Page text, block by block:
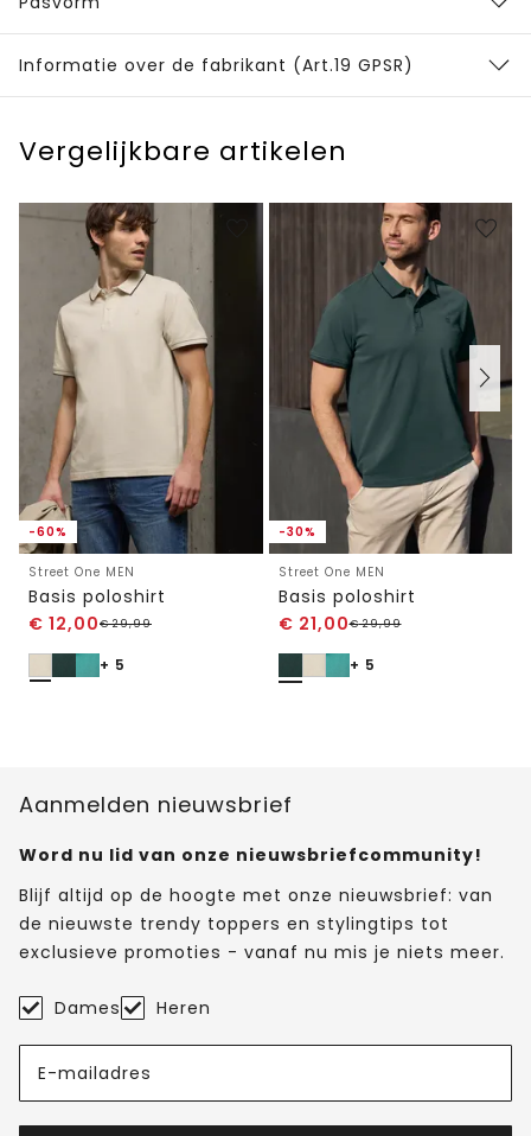
Informatie over de fabrikant (Art.19 GPSR)
Vergelijkbare artikelen
-60%
Street One MEN
Basis poloshirt
€ 12,00€29,99
+ 5
-30%
Street One MEN
Basis poloshirt
€ 21,00€29,99
+ 5
Aanmelden nieuwsbrief
Word nu lid van onze nieuwsbriefcommunity!
Blijf altijd op de hoogte met onze nieuwsbrief: van
de nieuwste trendy toppers en stylingtips tot
exclusieve promoties - vanaf nu mis je niets meer.
Dames Heren
E-mailadres